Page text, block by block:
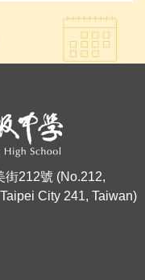
街212號 (No.212,
City 241, Taiwan)